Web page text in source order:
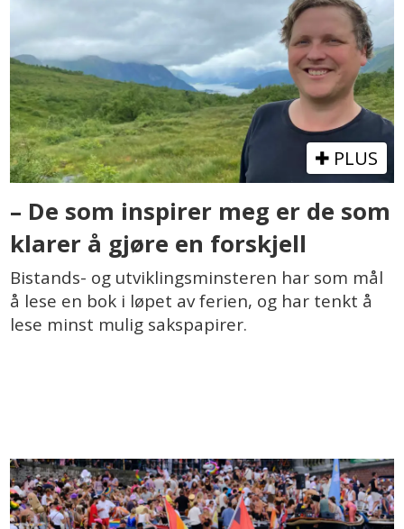
PLUS
– De som inspirer meg er de som
klarer å gjøre en forskjell
Bistands- og utviklingsminsteren har som mål
å lese en bok i løpet av ferien, og har tenkt å
lese minst mulig sakspapirer.